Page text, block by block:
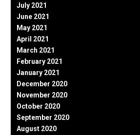
July 2021
June 2021
May 2021
April 2021
March 2021
February 2021
January 2021
December 2020
November 2020
October 2020
September 2020
August 2020